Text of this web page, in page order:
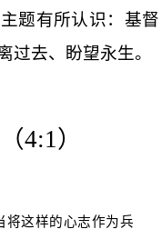
题有所认识：基督
过去、盼望永生。
4:1 ）
将这样的心志作为兵